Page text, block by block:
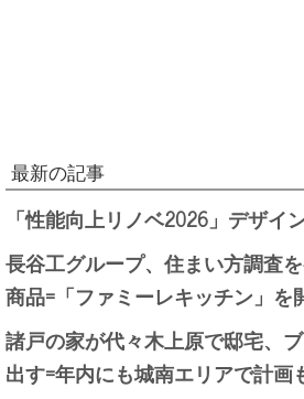
最新の記事
「性能向上リノベ2026」デザイ
長谷工グループ、住まい方調査
商品=「ファミーレキッチン」を
諸戸の家が代々木上原で邸宅、
出す=年内にも城南エリアで計画